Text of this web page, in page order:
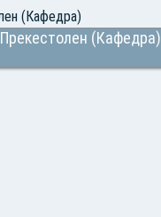
Прекестолен (Кафедра)